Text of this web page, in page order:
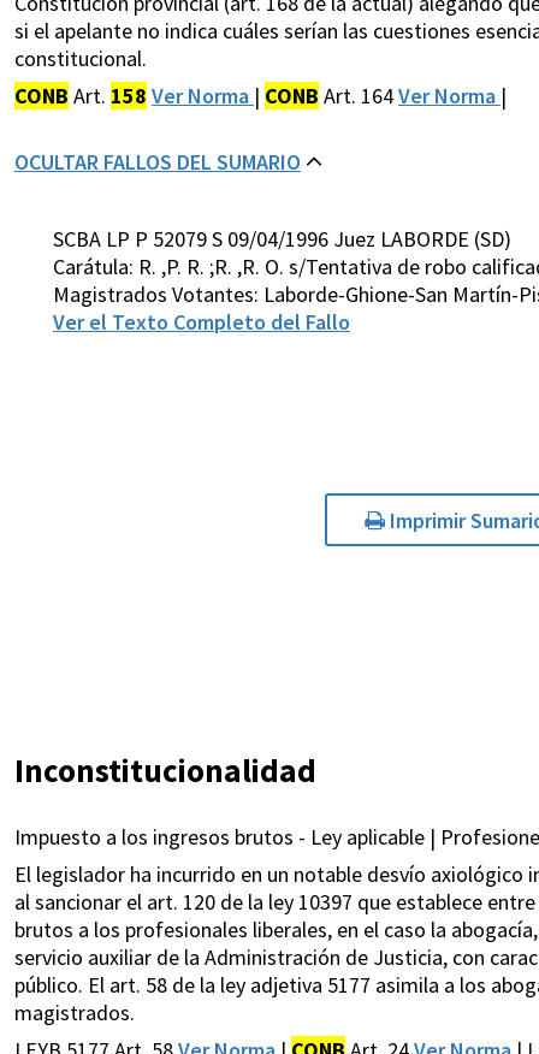
si el apelante no indica cuáles serían las cuestiones
constitucional.
CONB Art. 158 Ver Norma | CONB Art. 164Ver Norma |
OCULTAR FALLOS DEL SUMARIO
SCBA LP P 52079 S 09/04/1996 Juez LABORDE (SD)
Carátula: R. ,P. R. ;R. ,R. O. s/Tentativa de robo
Magistrados Votantes: Laborde-Ghione-San Martín-
Ver el Texto Completo del Fallo
Imprimir
Inconstitucionalidad
Impuesto a los ingresos brutos - Ley aplicable |
El legislador ha incurrido en un notable desvío axiológico
al sancionar el art. 120 de la ley 10397 que establece
brutos a los profesionales liberales, en el caso la
servicio auxiliar de la Administración de Justicia, con
público. El art. 58 de la ley adjetiva 5177 asimila a los
magistrados.